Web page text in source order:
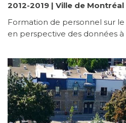
2012-2019 | Ville de Montréal
Formation de personnel sur
en perspective des données